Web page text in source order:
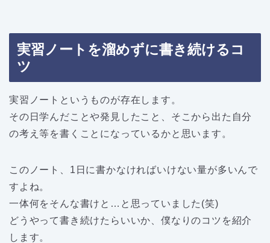
実習ノートを溜めずに書き続けるコ
ツ
実習ノートというものが存在します。
その日学んだことや発見したこと、そこから出た自分
の考え等を書くことになっているかと思います。
このノート、1日に書かなければいけない量が多いんで
すよね。
一体何をそんな書けと…と思っていました(笑)
どうやって書き続けたらいいか、僕なりのコツを紹介
します。